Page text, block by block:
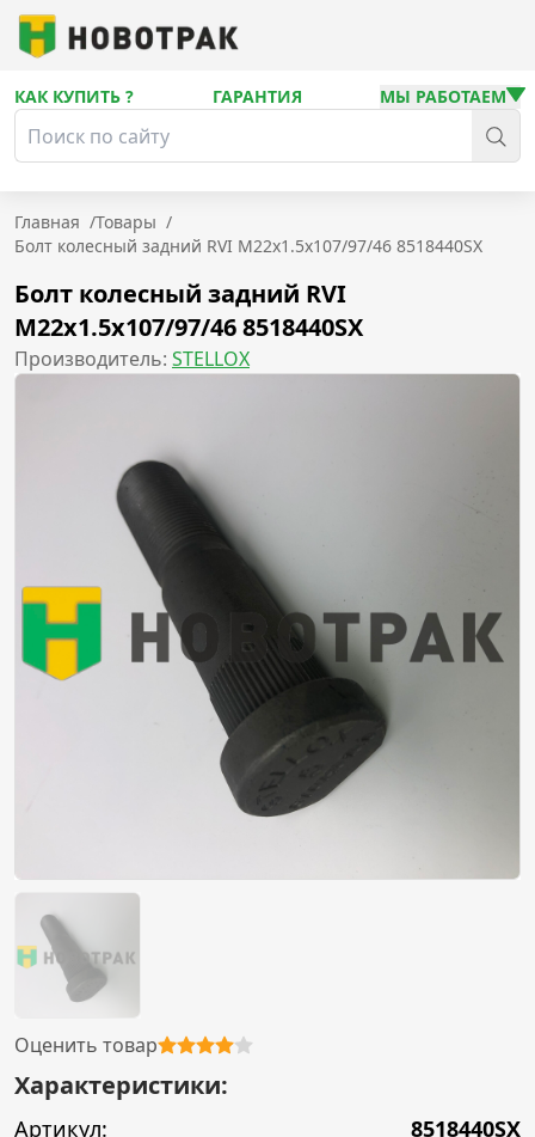
КАК КУПИТЬ ? ГАРАНТИЯ МЫ РАБОТАЕМ
Главная /Товары /
Болт колесный задний RVI M22x1.5x107/97/46 8518440SX
Болт колесный задний RVI
M22x1.5x107/97/46 8518440SX
Производитель: STELLOX
Оценить товар
Характеристики:
Артикул:
8518440SX